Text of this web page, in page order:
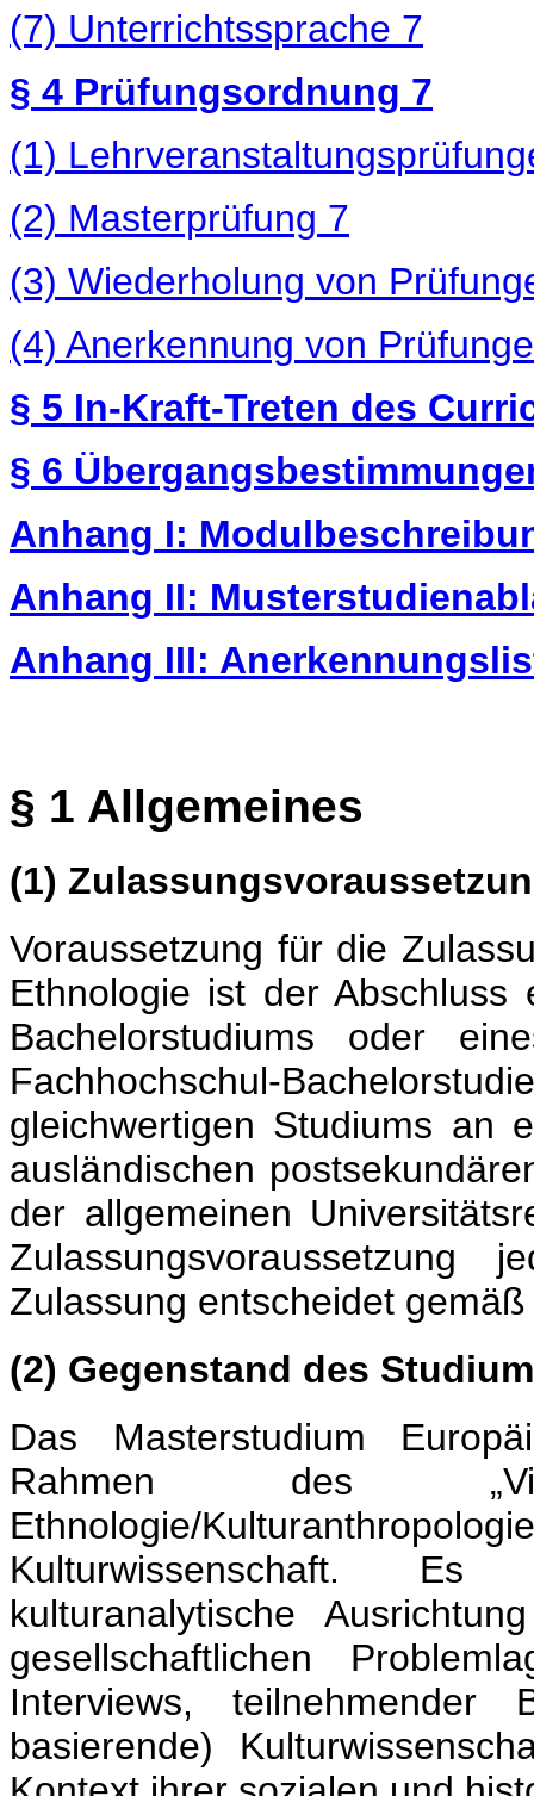
(7) Unterrichtssprache 7
§ 4 Prüfungsordnung 7
(1)
(2) Masterprüfung 7
(3) Wiederholung von
(4) Anerkennung von
§ 5 In-Kraft-Treten des
§ 6
Anhang I:
Anhang II:
Anhang III:
§ 1 Allgemeines
(1)
Voraussetzung für die
Ethnologie ist der
Bachelorstudiums oder
Fachhochschul-
gleichwertigen Studiums an
ausländischen
der allgemeinen
Zulassung entscheidet
(2) Gegenstand des
Das Masterstudium
Rahmen des
Ethnologie/
Kulturwissenschaft.
kulturanalytische
gesellschaftlichen
Interviews, teilnehmender
basierende)